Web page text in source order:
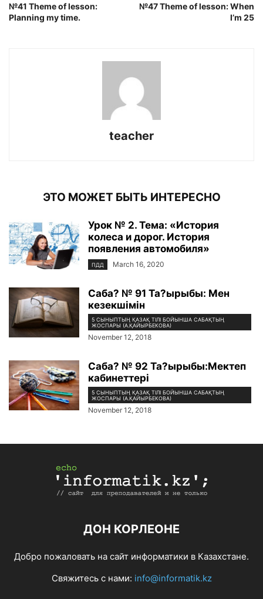
№41 Theme of lesson:
Planning my time.
№47 Theme of lesson: When
I’m 25
teacher
ЭТО МОЖЕТ БЫТЬ ИНТЕРЕСНО
Урок № 2. Тема: «История
колеса и дорог. История
появления автомобиля»
ПДД March 16, 2020
Саба? № 91 Та?ырыбы: Мен
кезекшімін
5 СЫНЫПТЫҢ ҚАЗАҚ ТІЛІ БОЙЫНША САБАҚТЫҢ
ЖОСПАРЫ (А.ҚАЙЫРБЕКОВА)
November 12, 2018
Саба? № 92 Та?ырыбы:Мектеп
кабинеттері
5 СЫНЫПТЫҢ ҚАЗАҚ ТІЛІ БОЙЫНША САБАҚТЫҢ
ЖОСПАРЫ (А.ҚАЙЫРБЕКОВА)
November 12, 2018
ДОН КОРЛЕОНЕ
Добро пожаловать на сайт информатики в Казахстане.
Свяжитесь с нами: info@informatik.kz